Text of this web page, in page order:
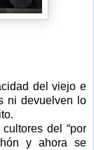
del viejo e
ni devuelven lo
del “por
y ahora se